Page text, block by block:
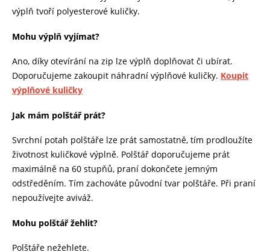
výplň tvoří polyesterové kuličky.
Mohu výplň vyjímat?
Ano, díky otevírání na zip lze výplň doplňovat či ubírat.
Doporučujeme zakoupit náhradní výplňové kuličky. Koupit
výplňové kuličky
Jak mám polštář prát?
Svrchní potah polštáře lze prát samostatně, tím prodloužíte
životnost kuličkové výplně. Polštář doporučujeme prát
maximálně na 60 stupňů, praní dokončete jemným
odstředěním. Tím zachováte původní tvar polštáře. Při praní
nepoužívejte aviváž.
Mohu polštář žehlit?
Polštáře nežehlete.